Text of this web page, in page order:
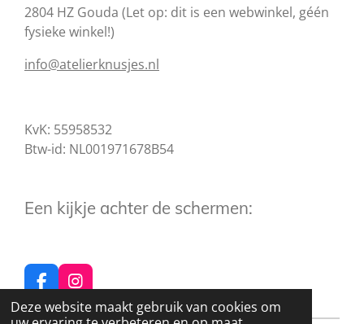
Deze website maakt gebruik van cookies om
2804 HZ Gouda (Let op: dit is een webwinkel, géén
fysieke winkel!)
info@atelierknusjes.nl
KvK: 55958532
Btw-id: NL001971678B54
Een kijkje achter de schermen:
F
a
c
I
n
s